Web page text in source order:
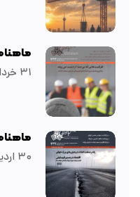
۳۱ خرداد ۱۴۰۵
۳۰ اردیبهشت ۱۴۰۵